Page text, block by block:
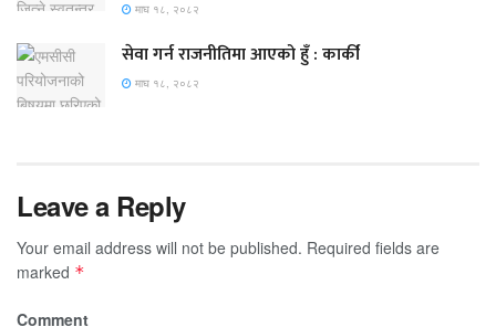
माघ १८, २०८२
सेवा गर्न राजनीतिमा आएको हुँ : कार्की
माघ १८, २०८२
Leave a Reply
Your email address will not be published. Required fields are
marked *
Comment